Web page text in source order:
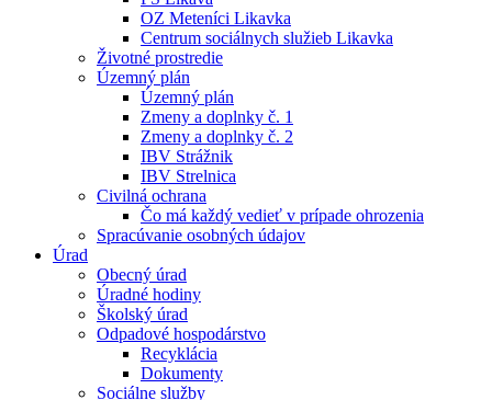
OZ Meteníci Likavka
Centrum sociálnych služieb Likavka
Životné prostredie
Územný plán
Územný plán
Zmeny a doplnky č. 1
Zmeny a doplnky č. 2
IBV Strážnik
IBV Strelnica
Civilná ochrana
Čo má každý vedieť v prípade ohrozenia
Spracúvanie osobných údajov
Úrad
Obecný úrad
Úradné hodiny
Školský úrad
Odpadové hospodárstvo
Recyklácia
Dokumenty
Sociálne služby